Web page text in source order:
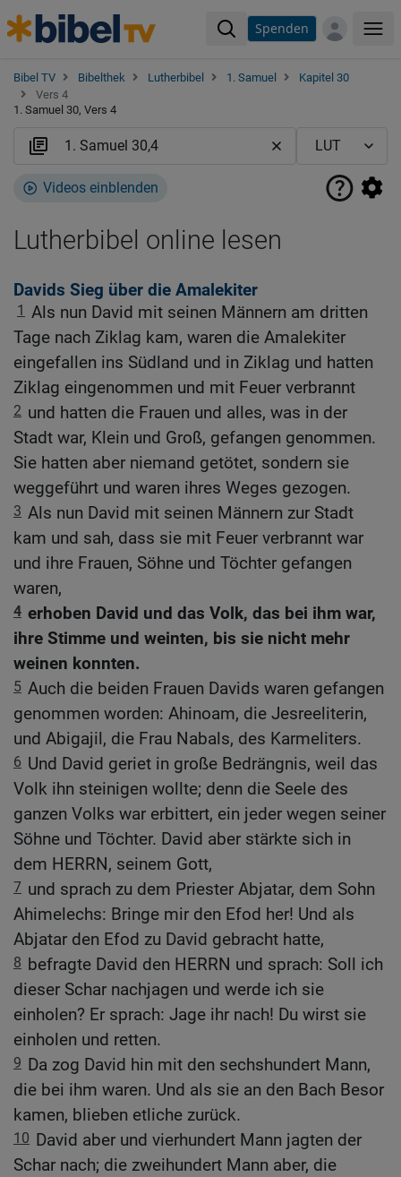
Spenden
Bibel TV Bibelthek Lutherbibel 1. Samuel
Kapitel 30
Vers 4
1. Samuel 30, Vers 4
Videos einblenden
Lutherbibel online lesen
Davids Sieg über die Amalekiter
1 Als nun David mit seinen Männern am dritten
Tage nach Ziklag kam, waren die Amalekiter
eingefallen ins Südland und in Ziklag und hatten
Ziklag eingenommen und mit Feuer verbrannt
2 und hatten die Frauen und alles, was in der
Stadt war, Klein und Groß, gefangen genommen.
Sie hatten aber niemand getötet, sondern sie
weggeführt und waren ihres Weges gezogen.
3 Als nun David mit seinen Männern zur Stadt
kam und sah, dass sie mit Feuer verbrannt war
und ihre Frauen, Söhne und Töchter gefangen
waren,
4 erhoben David und das Volk, das bei ihm war,
ihre Stimme und weinten, bis sie nicht mehr
weinen konnten.
5 Auch die beiden Frauen Davids waren gefangen
genommen worden: Ahinoam, die Jesreeliterin,
und Abigajil, die Frau Nabals, des Karmeliters.
6 Und David geriet in große Bedrängnis, weil das
Volk ihn steinigen wollte; denn die Seele des
ganzen Volks war erbittert, ein jeder wegen seiner
Söhne und Töchter. David aber stärkte sich in
dem HERRN, seinem Gott,
7 und sprach zu dem Priester Abjatar, dem Sohn
Ahimelechs: Bringe mir den Efod her! Und als
Abjatar den Efod zu David gebracht hatte,
8 befragte David den HERRN und sprach: Soll ich
dieser Schar nachjagen und werde ich sie
einholen? Er sprach: Jage ihr nach! Du wirst sie
einholen und retten.
9 Da zog David hin mit den sechshundert Mann,
die bei ihm waren. Und als sie an den Bach Besor
kamen, blieben etliche zurück.
10 David aber und vierhundert Mann jagten der
Schar nach; die zweihundert Mann aber, die